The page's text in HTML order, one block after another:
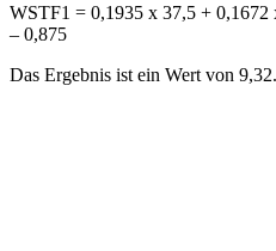
WSTF1 = 0,1935 x 37,5 +
– 0,875
Das Ergebnis ist ein Wert von 9,32.